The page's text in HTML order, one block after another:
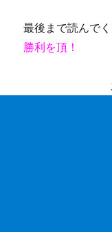
最後まで読んで
勝利を頂！